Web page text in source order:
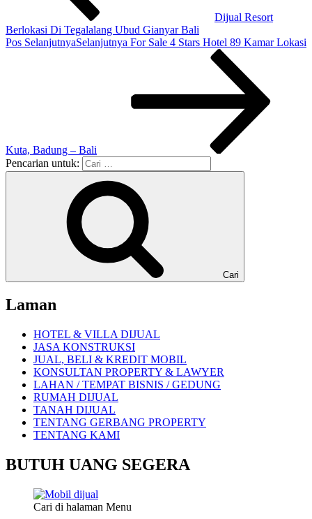
Dijual Resort
Berlokasi Di Tegalalang Ubud Gianyar Bali
Pos SelanjutnyaSelanjutnya For Sale 4 Stars Hotel 89 Kamar Lokasi
Kuta, Badung – Bali
Pencarian untuk:
Cari
Laman
HOTEL & VILLA DIJUAL
JASA KONSTRUKSI
JUAL, BELI & KREDIT MOBIL
KONSULTAN PROPERTY & LAWYER
LAHAN / TEMPAT BISNIS / GEDUNG
RUMAH DIJUAL
TANAH DIJUAL
TENTANG GERBANG PROPERTY
TENTANG KAMI
BUTUH UANG SEGERA
Cari di halaman Menu